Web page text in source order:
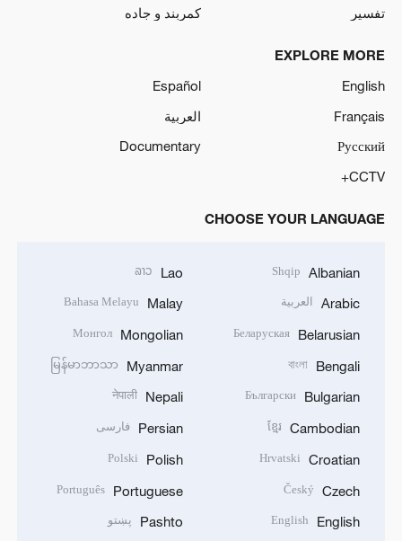
تفسیر
کمربند و جاده
EXPLORE MORE
English
Español
Français
العربية
Русский
Documentary
CCTV+
CHOOSE YOUR LANGUAGE
Albanian
Shqip
Arabic العربية
Belarusian
Беларуская
Bengali
বাংলা
Bulgarian
Български
Cambodian
ខ្មែរ
Croatian
Hrvatski
Czech
Český
English
English
Lao
ລາວ
Malay
Bahasa Melayu
Mongolian
Монгол
Myanmar
မြန်မာဘာသာ
Nepali
नेपाली
Persian فارسی
Polish
Polski
Portuguese
Português
Pashto پښتو